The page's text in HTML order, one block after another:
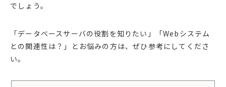
でしょう。
「データベースサーバの役割を知りたい」「Webシステム
との関連性は？」とお悩みの方は、ぜひ参考にしてくださ
い。